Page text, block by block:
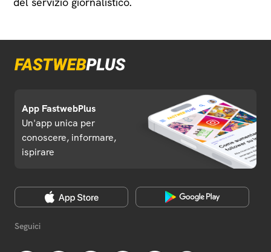
App FastwebPlus
Un'app unica per
conoscere, informare,
ispirare
Seguici